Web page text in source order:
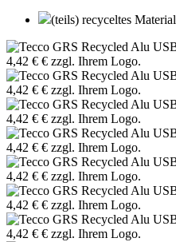
(teils) recyceltes Material